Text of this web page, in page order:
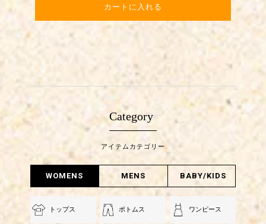
カートに入れる
Category
アイテムカテゴリー
WOMENS MENS BABY/KIDS
トップス ボトムス ワンピース